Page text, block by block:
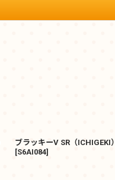
ブラッキーV SR（ICHIGEKI）
[S6AI084]